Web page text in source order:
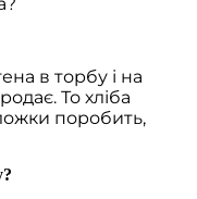
в торбу і на
То хліба
поробить,